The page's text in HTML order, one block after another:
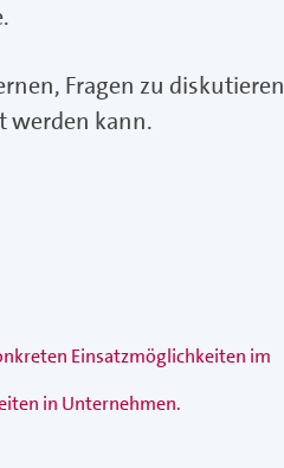
Fragen zu diskutieren
werden kann.
Einsatzmöglichkeiten im
in Unternehmen.